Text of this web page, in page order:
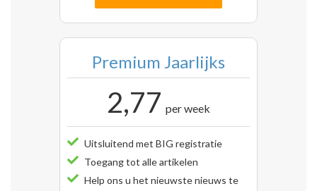
Premium Jaarlijks
2,77 per week
Uitsluitend met BIG registratie
Toegang tot alle artikelen
Help ons u het nieuwste nieuws te